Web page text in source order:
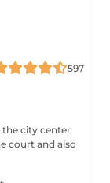
597
court and also